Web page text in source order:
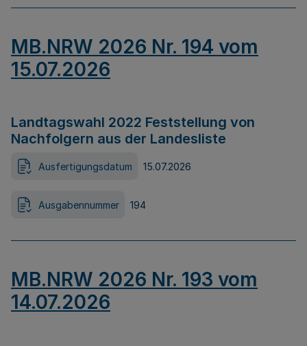
MB.NRW 2026 Nr. 194 vom
15.07.2026
Landtagswahl 2022 Feststellung von
Nachfolgern aus der Landesliste
Ausfertigungsdatum 15.07.2026
Ausgabennummer 194
MB.NRW 2026 Nr. 193 vom
14.07.2026